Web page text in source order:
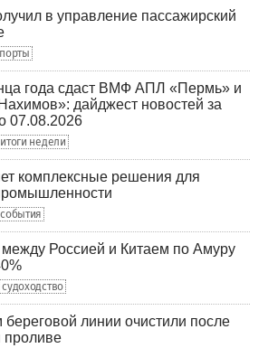
в управление пассажирский
порты
года сдаст ВМФ АПЛ «Пермь» и
дайджест новостей за
07.08.2026
итоги недели
комплексные решения для
события
Россией и Китаем по Амуру
судоходство
береговой линии очистили после
проливе